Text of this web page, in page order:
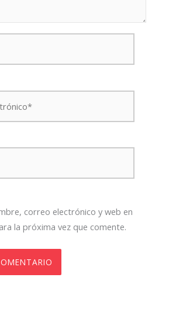
correo electrónico y web en
la próxima vez que comente.